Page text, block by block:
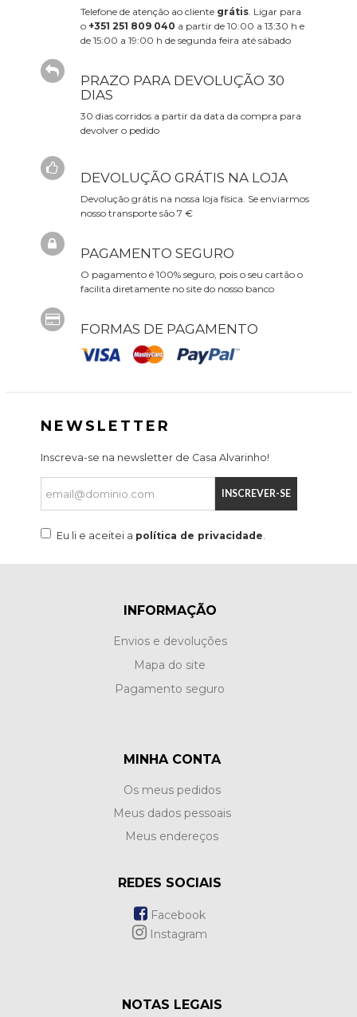
Telefone de atenção ao cliente grátis. Ligar para
o +351 251 809 040 a partir de 10:00 a 13:30 h e
de 15:00 a 19:00 h de segunda feira até sábado
PRAZO PARA DEVOLUÇÃO 30
DIAS
30 dias corridos a partir da data da compra para
devolver o pedido
DEVOLUÇÃO GRÁTIS NA LOJA
Devolução grátis na nossa loja física. Se enviarmos
nosso transporte são 7 €
PAGAMENTO SEGURO
O pagamento é 100% seguro, pois o seu cartão o
facilita diretamente no site do nosso banco
FORMAS DE PAGAMENTO
NEWSLETTER
Inscreva-se na newsletter de Casa Alvarinho!
INSCREVER-SE
Eu li e aceitei a política de privacidade
INFORMAÇÃO
Envios e devoluções
Mapa do site
Pagamento seguro
MINHA CONTA
Os meus pedidos
Meus dados pessoais
Meus endereços
REDES SOCIAIS
Facebook
Instagram
NOTAS LEGAIS